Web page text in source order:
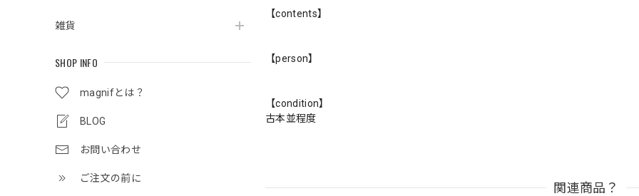
雑貨
SHOP INFO
magnifとは？
BLOG
お問い合わせ
ご注文の前に
【contents】
【person】
【condition】
古本並程度
関連商品？